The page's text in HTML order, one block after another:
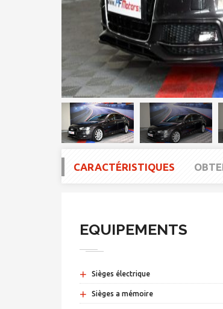
CARACTÉRISTIQUES
EQUIPEMENTS
+ Sièges électrique
+ Sièges a mémoire